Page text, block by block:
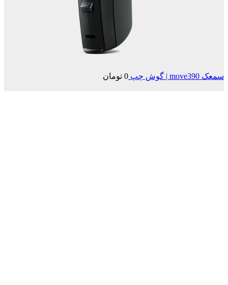
سمعک move390 | گوش چپ 0 تومان